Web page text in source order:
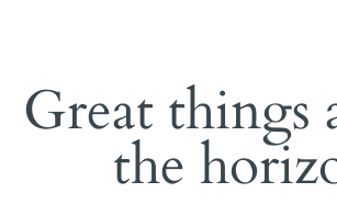
Great things
the